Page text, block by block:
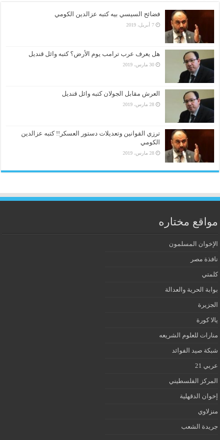
فضائح السيسي بيه كتبه عزالدين الكومي
7 أبريل، 2019
هل يعرف عرب ترامب يوم الأرض؟ كتبه وائل قنديل
30 مارس، 2019
العرش مقابل الجولان كتبه وائل قنديل
28 مارس، 2019
ترزي القوانين وتعديلات دستور العسكر!! كتبه عزالدين
الكومي
28 مارس، 2019
مواقع مختاره
الإخوان المسلمون
نافذة مصر
كلمتي
بوابة الحرية والعدالة
الجزيرة
يالا كورة
منارات للعلوم الشريعه
شبكة صيد الفوائد
عربي 21
المركز الفلسطيني
إخوان الدقهلية
منزلاوي
جريدة الشعب